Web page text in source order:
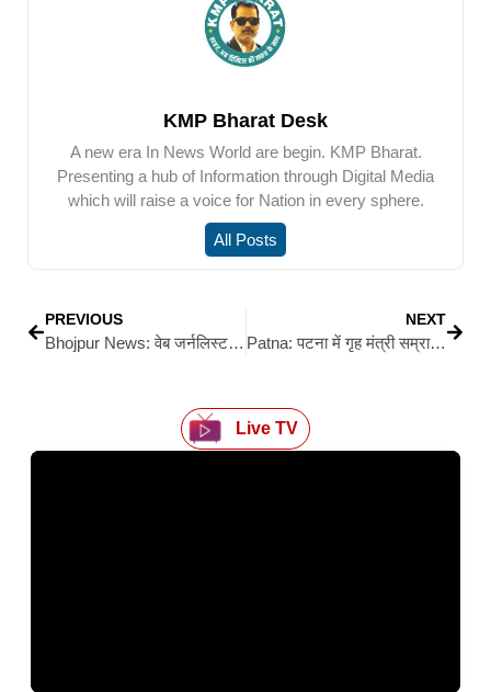
KMP Bharat Desk
A new era In News World are begin. KMP Bharat.
Presenting a hub of Information through Digital Media
which will raise a voice for Nation in every sphere.
All Posts
PREVIOUS
Bhojpur News: वेब जर्नलिस्ट एसोसिएशन ऑफ इंडिया की भोजपुर इकाई की बैठक सम्पन्न; आज़ाद भारती बने अध्यक्ष, ओपी पाण्डेय को मिली सचिव की जिम्मेदारी
NEXT
Patna: पटना में गृह मंत्री सम्राट चौधरी से मिले सीवान के जदयू नेता डॉ. अजय कुमार सिंह
Live TV